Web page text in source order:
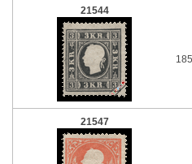
21544
21547